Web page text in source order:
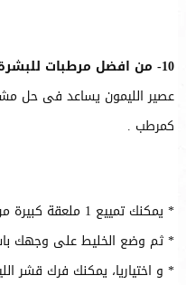
10- من افضل مرطبات للبشرة الدهنية عصير الليمون :
عصير الليمون يساعد فى حل
كمرطب .
* يمكنك تمييع 1 ملعقة كبيرة من الليمون فى 1 كوب من الماء .
* ثم وضع الخليط على وجهك
* و اختياريا، يمكنك فرك قشر